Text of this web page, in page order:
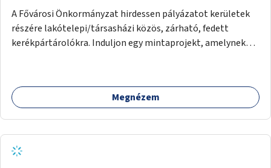
A Fővárosi Önkormányzat hirdessen pályázatot kerületek
részére lakótelepi/társasházi közös, zárható, fedett
kerékpártárolókra. Induljon egy mintaprojekt, amelynek
Megnézem